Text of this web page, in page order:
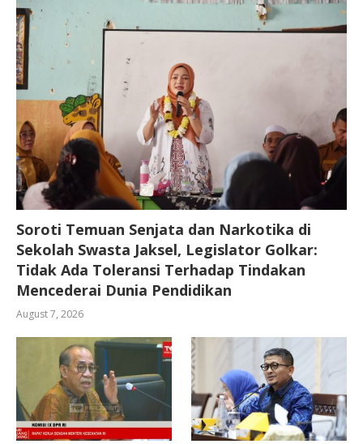
Soroti Temuan Senjata dan Narkotika di
Sekolah Swasta Jaksel, Legislator Golkar:
Tidak Ada Toleransi Terhadap Tindakan
Mencederai Dunia Pendidikan
August 7, 2026